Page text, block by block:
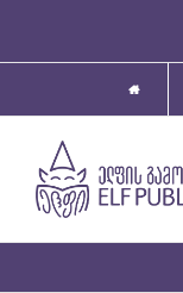
content